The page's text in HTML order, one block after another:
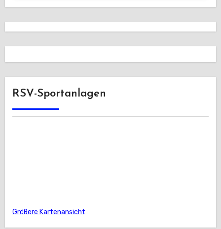
RSV-Sportanlagen
Größere Kartenansicht